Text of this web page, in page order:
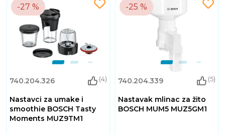
-27 %
740.204.326 (4)
Nastavci za umake i
smoothie BOSCH Tasty
Moments MUZ9TM1
-25 %
740.204.339 (5)
Nastavak mlinac za žito
BOSCH MUM5 MUZ5GM1